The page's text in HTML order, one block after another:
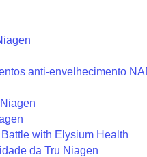
anti-envelhecimento
with Elysium Health
da Tru Niagen